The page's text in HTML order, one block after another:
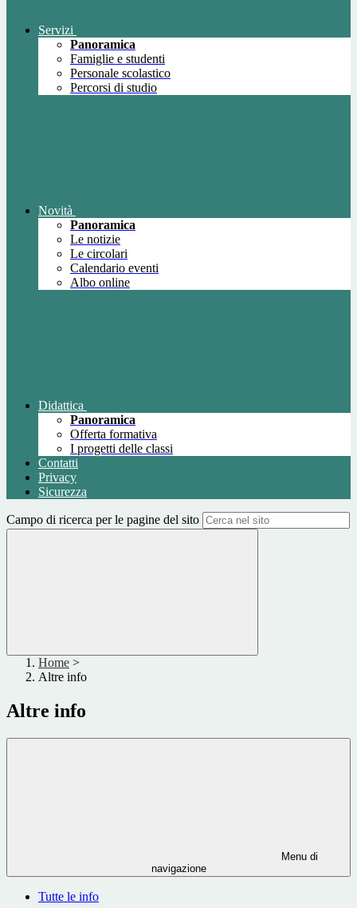
Servizi
Panoramica
Famiglie e studenti
Personale scolastico
Percorsi di studio
Novità
Panoramica
Le notizie
Le circolari
Calendario eventi
Albo online
Didattica
Panoramica
Offerta formativa
I progetti delle classi
Contatti
Privacy
Sicurezza
Campo di ricerca per le pagine del sito
Home >
Altre info
Altre info
Menu di
navigazione
Tutte le info